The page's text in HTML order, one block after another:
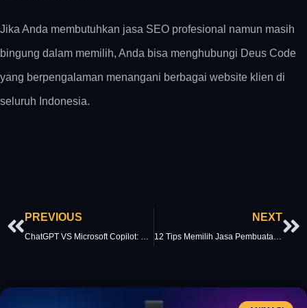
Jika Anda membutuhkan jasa SEO profesional namun masih
bingung dalam memilih, Anda bisa menghubungi Deus Code
yang berpengalaman menangani berbagai website klien di
seluruh Indonesia.
Prev
PREVIOUS
ChatGPT VS Microsoft Copilot: Mana yang Terbaik?
NEXT
12 Tips Memilih Jasa Pembuatan Website Terbaik dan Terpercaya